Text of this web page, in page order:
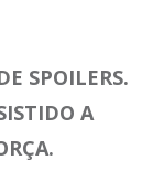
SPOILERS.
A